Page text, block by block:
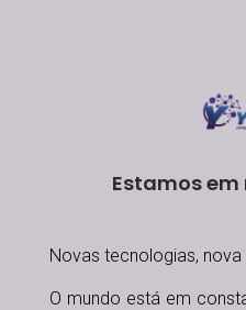
Estamos
Novas tecnologias, nova
O mundo está em